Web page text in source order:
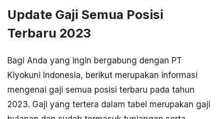
Update Gaji Semua Posisi
Terbaru 2023
Bagi Anda yang ingin bergabung dengan PT
Kiyokuni Indonesia, berikut merupakan informasi
mengenai gaji semua posisi terbaru pada tahun
2023. Gaji yang tertera dalam tabel merupakan gaji